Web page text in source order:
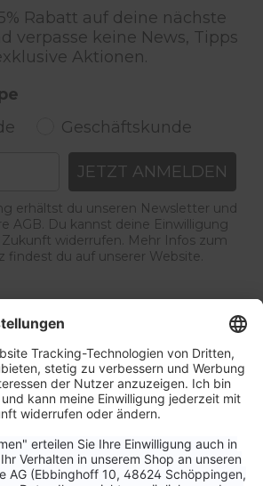
Rabatt auf deine nächste
verpasse keine News, Tipps
Aktionen.
Geschäftskunde
JETZT ANMELDEN
erhältst du unseren Newsletter und
AGB. Du kannst deine Einwilligung
widerrufen. Mehr Infos zum
findest du auf unserer Website.